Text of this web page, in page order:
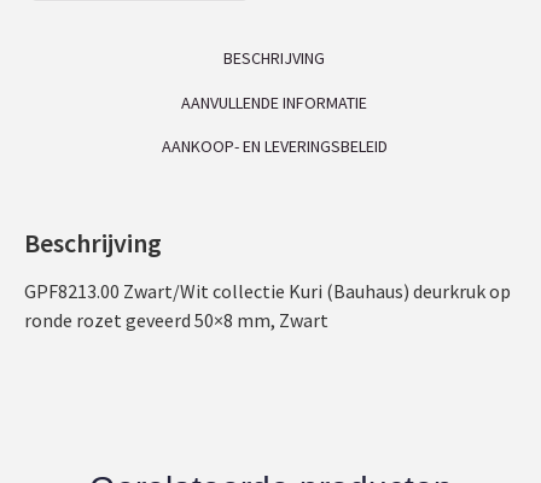
BESCHRIJVING
AANVULLENDE INFORMATIE
AANKOOP- EN LEVERINGSBELEID
Beschrijving
GPF8213.00 Zwart/Wit collectie Kuri (Bauhaus) deurkruk op
ronde rozet geveerd 50×8 mm, Zwart